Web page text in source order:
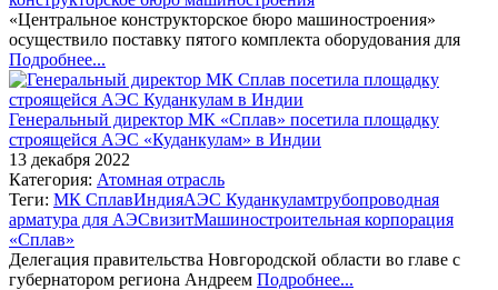
«Центральное конструкторское бюро машиностроения»
осуществило поставку пятого комплекта оборудования для
Подробнее...
Генеральный директор МК «Сплав» посетила площадку
строящейся АЭС «Куданкулам» в Индии
13 декабря 2022
Категория: Атомная отрасль
Теги: МК СплавИндияАЭС Куданкуламтрубопроводная
арматура для АЭСвизитМашиностроительная корпорация
«Сплав»
Делегация правительства Новгородской области во главе с
губернатором региона Андреем Подробнее...